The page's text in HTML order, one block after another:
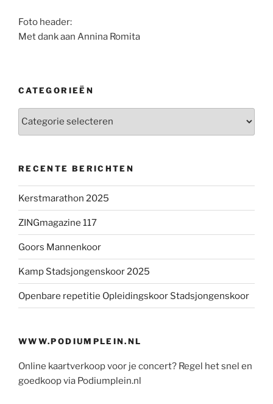
Foto header:
Met dank aan Annina Romita
CATEGORIEËN
RECENTE BERICHTEN
Kerstmarathon 2025
ZINGmagazine 117
Goors Mannenkoor
Kamp Stadsjongenskoor 2025
Openbare repetitie Opleidingskoor Stadsjongenskoor
WWW.PODIUMPLEIN.NL
Online kaartverkoop voor je concert? Regel het snel en
goedkoop via Podiumplein.nl